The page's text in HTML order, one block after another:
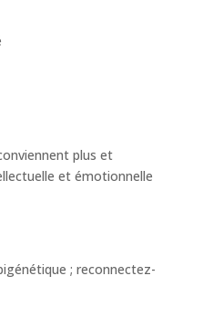
plus et
et émotionnelle
; reconnectez-